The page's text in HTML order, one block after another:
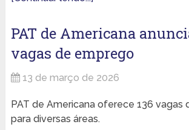
PAT de Americana
vagas de emprego
13 de março de 2026
PAT de Americana oferece 136 vagas
para diversas áreas.